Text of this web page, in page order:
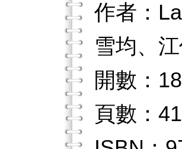
作者：
雪均、
開數：18
頁數：